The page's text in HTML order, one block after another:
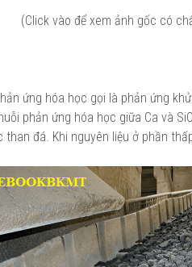
(Click vào để xem ảnh gốc có
ứng hóa học gọi là phản ứng
phản ứng hóa học giữa Ca và
đá. Khi nguyên liệu ở phần